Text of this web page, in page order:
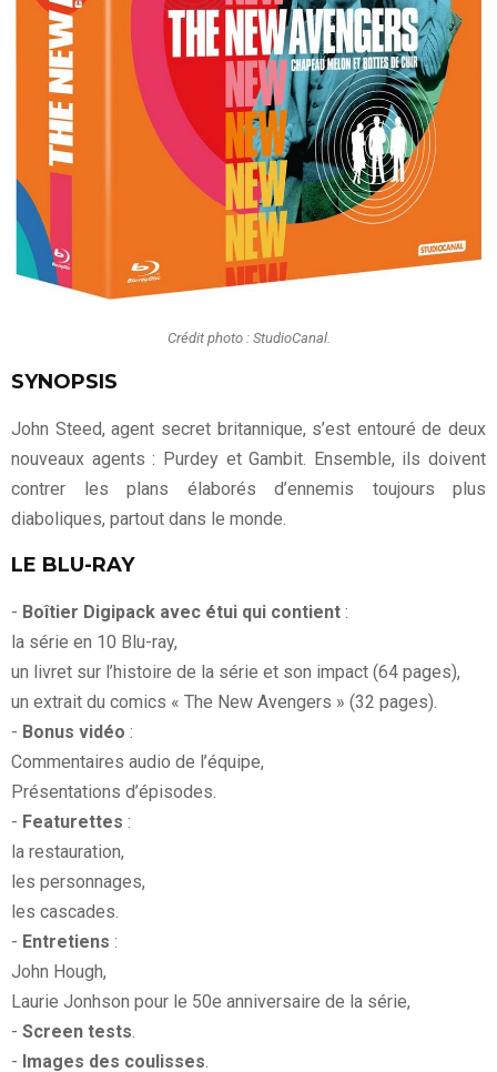
Crédit photo : StudioCanal.
SYNOPSIS
John Steed, agent secret britannique, s’est entouré de deux
nouveaux agents : Purdey et Gambit. Ensemble, ils doivent
contrer les plans élaborés d’ennemis toujours plus
diaboliques, partout dans le monde.
LE BLU-RAY
- Boîtier Digipack avec étui qui contient :
la série en 10 Blu-ray,
un livret sur l’histoire de la série et son impact (64 pages),
un extrait du comics « The New Avengers » (32 pages).
- Bonus vidéo :
Commentaires audio de l’équipe,
Présentations d’épisodes.
- Featurettes :
la restauration,
les personnages,
les cascades.
- Entretiens :
John Hough,
Laurie Jonhson pour le 50e anniversaire de la série,
- Screen tests.
- Images des coulisses.